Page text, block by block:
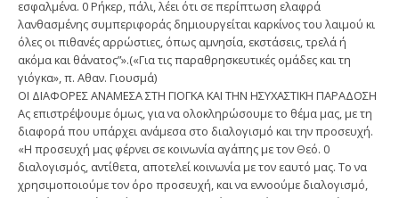
εσφαλμένα. 0 Ρήκερ, πάλι, λέει ότι σε περίπτωση ελαφρά
λανθασμένης συμπεριφοράς δημιουργείται καρκίνος του λαιμού κι
όλες οι πιθανές αρρώστιες, όπως αμνησία, εκστάσεις, τρελά ή
ακόμα και θάνατος”».(«Για τις παραθρησκευτικές ομάδες και τη
γιόγκα», π. Αθαν. Γιουσμά)
ΟΙ ΔΙΑΦΟΡΕΣ ΑΝΑΜΕΣΑ ΣΤΗ ΓΙΟΓΚΑ ΚΑΙ ΤΗΝ ΗΣΥΧΑΣΤΙΚΗ ΠΑΡΑΔΟΣΗ
Ας επιστρέψουμε όμως, για να ολοκληρώσουμε το θέμα μας, με τη
διαφορά που υπάρχει ανάμεσα στο διαλογισμό και την προσευχή.
«Η προσευχή μας φέρνει σε κοινωνία αγάπης με τον Θεό. 0
διαλογισμός, αντίθετα, αποτελεί κοινωνία με τον εαυτό μας. Το να
χρησιμοποιούμε τον όρο προσευχή, και να εννοούμε διαλογισμό,